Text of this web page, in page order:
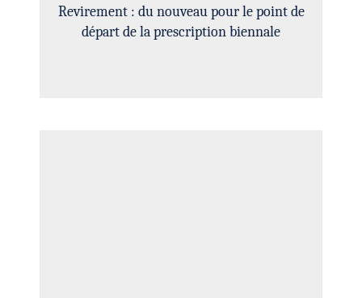
Revirement : du nouveau pour le point de
départ de la prescription biennale